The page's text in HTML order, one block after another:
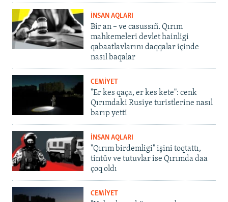
İNSAN AQLARI
Bir an – ve casussıñ. Qırım
mahkemeleri devlet hainligi
qabaatlavlarını daqqalar içinde
nasıl baqalar
CEMİYET
"Er kes qaça, er kes kete": cenk
Qırımdaki Rusiye turistlerine nasıl
barıp yetti
İNSAN AQLARI
"Qırım birdemligi" işini toqtattı,
tintüv ve tutuvlar ise Qırımda daa
çoq oldı
CEMİYET